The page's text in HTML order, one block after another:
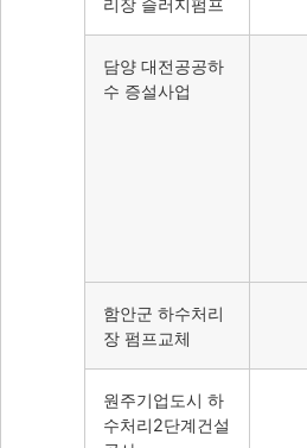
담양 대전공공하
수 증설사업
함안군 하수처리
장 펌프교체
원주기업도시 하
수처리2단계건설